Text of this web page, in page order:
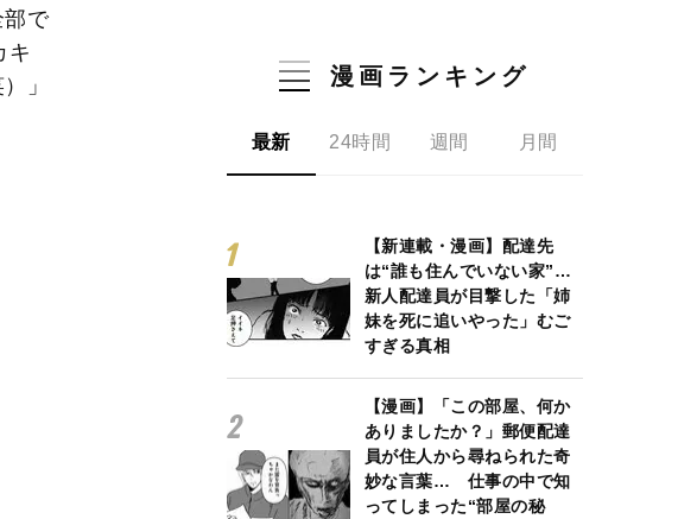
部で
キ
」
漫画ランキング
最新 24時間 週間 月間
【新連載・漫画】配達先
は“誰も住んでいない家”…
新人配達員が目撃した「姉
妹を死に追いやった」むご
すぎる真相
【漫画】「この部屋、何か
ありましたか？」郵便配達
員が住人から尋ねられた奇
妙な言葉… 仕事の中で知
ってしまった“部屋の秘